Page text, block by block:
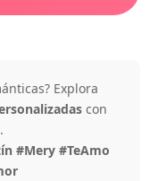
Explora
con
#Mery #TeAmo